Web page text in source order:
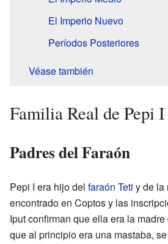
El Imperio Nuevo
Períodos Posteriores
Véase también
Familia Real de Pepi I
Padres del Faraón
Pepi I era hijo del faraón Teti y de la
encontrado en Coptos y las
Iput confirman que ella era la
que al principio era una mastaba,